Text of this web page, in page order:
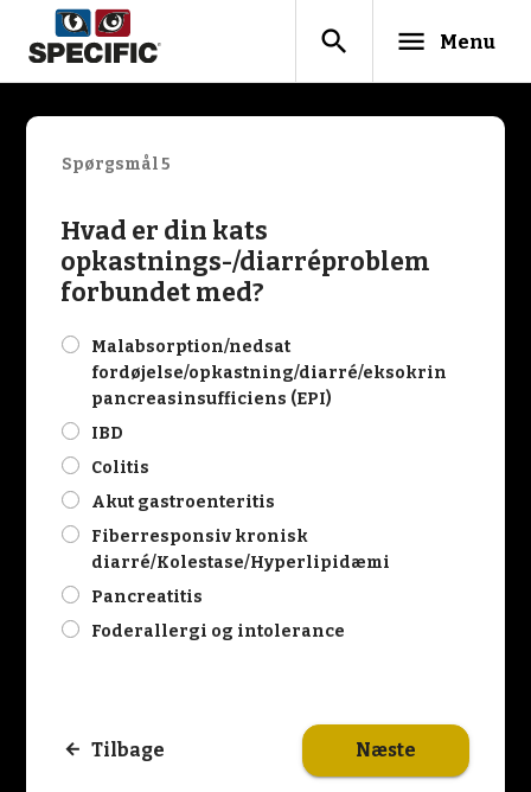
search menu Menu
Spørgsmål 5
Hvad er din kats
opkastnings-/diarréproblem
forbundet med?
check
Malabsorption/nedsat
fordøjelse/opkastning/diarré/eksokrin
pancreasinsufficiens (EPI)
check IBD
check Colitis
check Akut gastroenteritis
check
Fiberresponsiv kronisk
diarré/Kolestase/Hyperlipidæmi
check Pancreatitis
check Foderallergi og intolerance
Tilbage Næste